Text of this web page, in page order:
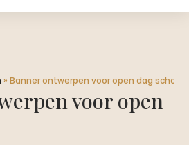
»Banner ontwerpen voor open dag school
voor open